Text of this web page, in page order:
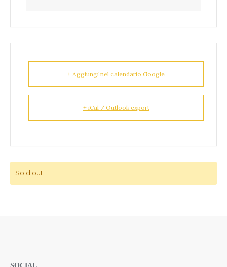
+ Aggiungi nel calendario Google
+ iCal / Outlook export
Sold out!